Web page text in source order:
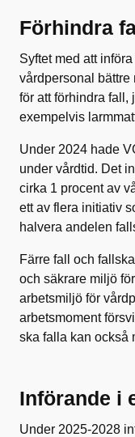
Förhindra
Syftet med att
vårdpersonal bättre
för att förhindra fall,
exempelvis
Under 2024 hade
under vårdtid. Det
cirka 1 procent av
ett av flera initiativ
halvera andelen
Färre fall och
och säkrare miljö
arbetsmiljö för
arbetsmoment
ska falla kan också
Införande i
Under 2025-2028